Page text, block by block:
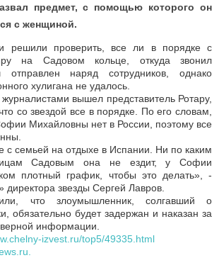
предмет, с помощью которого он
с женщиной.
решили проверить, все ли в порядке с
на Садовом кольце, откуда звонил
отправлен наряд сотрудников, однако
хулигана не удалось.
вышел представитель Ротару,
со звездой все в порядке. По его словам,
Михайловны нет в России, поэтому все
с семьей на отдыхе в Испании. Ни по каким
Садовым она не ездит, у Софии
плотный график, чтобы это делать», -
директора звезды Сергей Лавров.
что злоумышленник, солгавший о
обязательно будет задержан и наказан за
информации.
izvest.ru/top5/49335.html